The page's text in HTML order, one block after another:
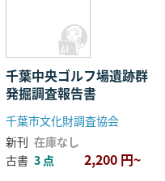
千葉中央ゴルフ場遺跡群
発掘調査報告書
千葉市文化財調査協会
新刊 在庫なし
古書 3 点 2,200 円~